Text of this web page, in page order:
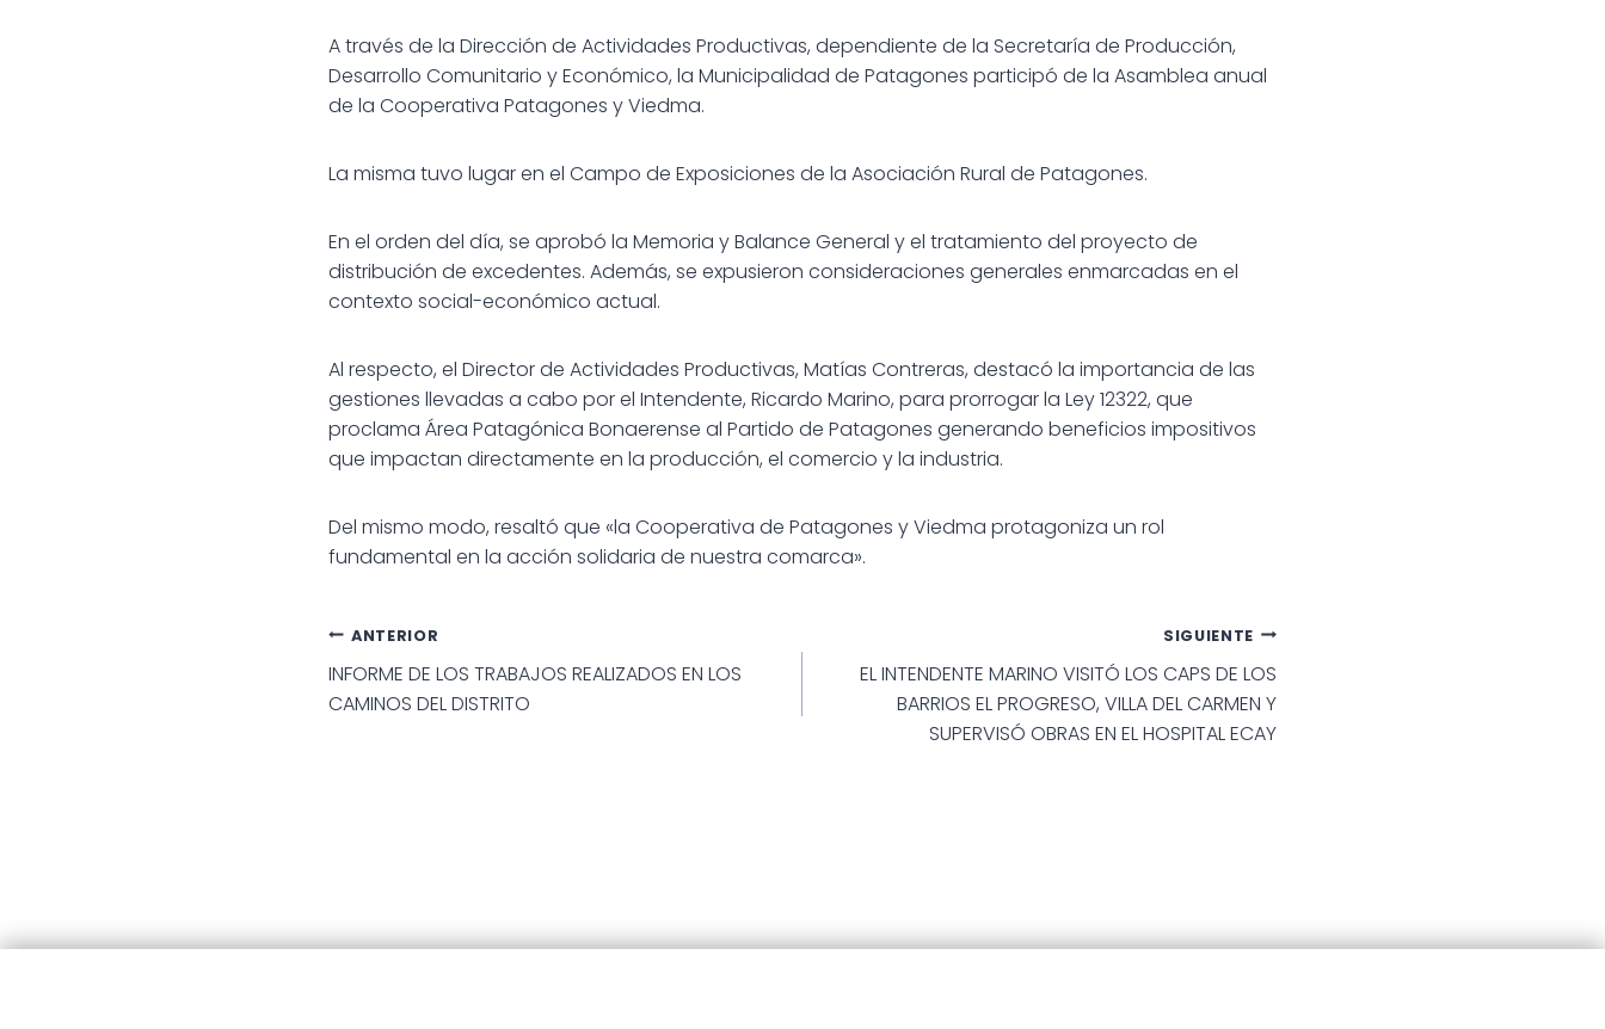
A través de la Dirección de Actividades Productivas, dependiente de la Secretaría de Producción,
Desarrollo Comunitario y Económico, la Municipalidad de Patagones participó de la Asamblea anual
de la Cooperativa Patagones y Viedma.
La misma tuvo lugar en el Campo de Exposiciones de la Asociación Rural de Patagones.
En el orden del día, se aprobó la Memoria y Balance General y el tratamiento del proyecto de
distribución de excedentes. Además, se expusieron consideraciones generales enmarcadas en el
contexto social-económico actual.
Al respecto, el Director de Actividades Productivas, Matías Contreras, destacó la importancia de las
gestiones llevadas a cabo por el Intendente, Ricardo Marino, para prorrogar la Ley 12322, que
proclama Área Patagónica Bonaerense al Partido de Patagones generando beneficios impositivos
que impactan directamente en la producción, el comercio y la industria.
Del mismo modo, resaltó que «la Cooperativa de Patagones y Viedma protagoniza un rol
fundamental en la acción solidaria de nuestra comarca».
Navegación
de
ANTERIOR
INFORME DE LOS TRABAJOS REALIZADOS EN LOS
CAMINOS DEL DISTRITO
SIGUIENTE
EL INTENDENTE MARINO VISITÓ LOS CAPS DE LOS
BARRIOS EL PROGRESO, VILLA DEL CARMEN Y
SUPERVISÓ OBRAS EN EL HOSPITAL ECAY